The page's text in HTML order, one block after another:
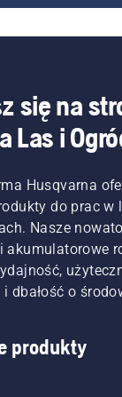
To ty
firmy
innych
się na
Las i
Husqvarna
do prac w
Nasze
akumulatorowe
dbałość o
produkty